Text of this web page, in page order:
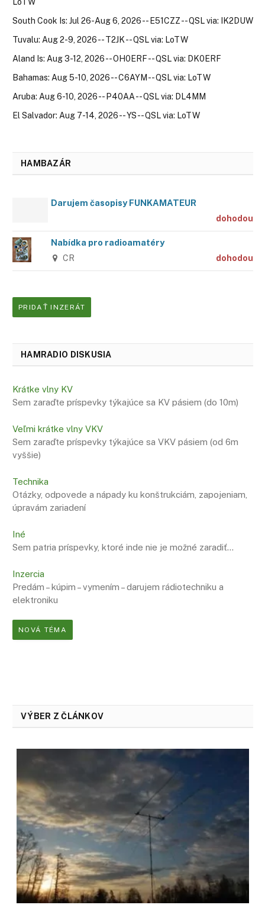
South Cook Is: Jul 26-Aug 6, 2026 -- E51CZZ -- QSL via: IK2DUW
Tuvalu: Aug 2-9, 2026 -- T2JK -- QSL via: LoTW
Aland Is: Aug 3-12, 2026 -- OH0ERF -- QSL via: DK0ERF
Bahamas: Aug 5-10, 2026 -- C6AYM -- QSL via: LoTW
Aruba: Aug 6-10, 2026 -- P40AA -- QSL via: DL4MM
El Salvador: Aug 7-14, 2026 -- YS -- QSL via: LoTW
HAMBAZÁR
Darujem časopisy FUNKAMATEUR
dohodou
Nabídka pro radioamatéry
CR dohodou
PRIDAŤ INZERÁT
HAMRADIO DISKUSIA
Krátke vlny KV
Sem zaraďte príspevky týkajúce sa KV pásiem (do 10m)
Veľmi krátke vlny VKV
Sem zaraďte príspevky týkajúce sa VKV pásiem (od 6m
vyššie)
Technika
Otázky, odpovede a nápady ku konštrukciám, zapojeniam,
úpravám zariadení
Iné
Sem patria príspevky, ktoré inde nie je možné zaradiť…
Inzercia
Predám – kúpim – vymením – darujem rádiotechniku a
elektroniku
NOVÁ TÉMA
VÝBER Z ČLÁNKOV